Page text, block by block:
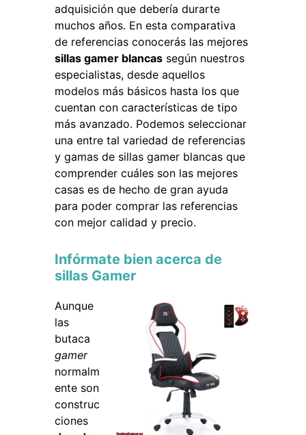
adquisición que debería durarte
muchos años. En esta comparativa
de referencias conocerás las mejores
sillas gamer blancas según nuestros
especialistas, desde aquellos
modelos más básicos hasta los que
cuentan con características de tipo
más avanzado. Podemos seleccionar
una entre tal variedad de referencias
y gamas de sillas gamer blancas que
comprender cuáles son las mejores
casas es de hecho de gran ayuda
para poder comprar las referencias
con mejor calidad y precio.
Infórmate bien acerca de
sillas Gamer
Aunque
las
butaca
gamer
normalm
ente son
construc
ciones